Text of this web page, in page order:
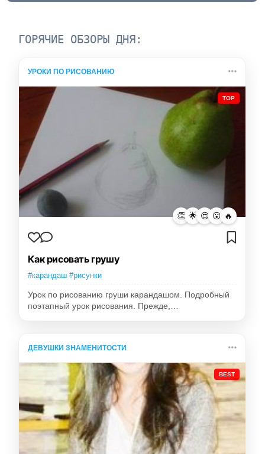
ГОРЯЧИЕ ОБЗОРЫ ДНЯ:
УРОКИ ПО РИСОВАНИЮ
TOP
👏 🌟 😍 😮 🔥
Как рисовать грушу
#карандаш #рисунки
Урок по рисованию груши карандашом. Подробный
поэтапный урок рисования. Прежде,…
ДЕВУШКИ ЗНАМЕНИТОСТИ
BEST